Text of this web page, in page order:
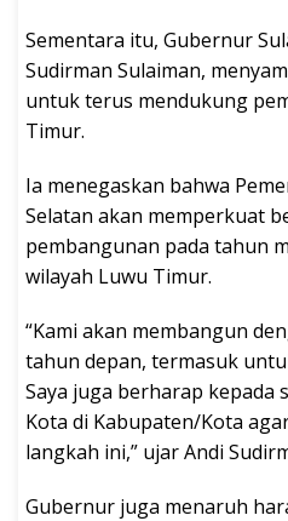
Sementara itu, Gubernur
Sudirman Sulaiman,
untuk terus mendukung
Timur.
Ia menegaskan bahwa
Selatan akan memperkuat
pembangunan pada tahun
wilayah Luwu Timur.
“Kami akan membangun
tahun depan, termasuk
Saya juga berharap kepada
Kota di Kabupaten/Kota
langkah ini,” ujar Andi
Gubernur juga menaruh